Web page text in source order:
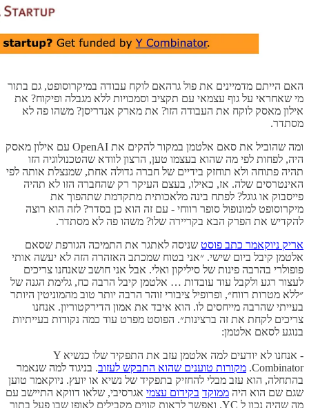
האם הייתם מדמיינים את פול גרהאם לוקח עבודה במיקרוסופט, גם בתור
מי שאחראי על גוף עצמאי עם תקציב וסמכויות ללא מגבלה ופיקוח? את
אילון מאסק לוקח את העבודה הזו? את מארק אנדריסן? משהו פה לא
מסתדר.
ומה שהוביל את סאם אלטמן במקור להקים את OpenAI עם אילון מאסק
היה, לפחות לפי מה שהוא בעצמו טען, הרצון לוודא שהטכנולוגיה הזו
תהיה פתוחה ולא תוחזק בידיים של חברה גדולה אחת, שמנצלת אותה לפי
האינטרסים שלה. אז, כאילו, בעצם העיקר רק שהחברה הזו לא תהיה
פייסבוק או גוגל? לפתח בינה מלאכותית מתקדמת שתהפוך את
מיקרוסופט למונופול סופר רווחי - עם זה הוא כן בסדר? לזה הוא רוצה
להקדיש את הפרק הבא בקריירה שלו? משהו פה לא מסתדר.
אריק ניוקאמר כתב פוסט שניסה לאתגר את התמיכה הגורפת שסאם
אלטמן קיבל ביום שישי. ״אני בטוח שמכתב האזהרה הזה לא יעשה אותי
פופולרי בהרבה פינות של סיליקון ואלי. אבל אני חושב שאנחנו צריכים
לעצור רגע ולקבל עוד עובדות … אלטמן קיבל הרבה כח, גלימת הגנה של
״ללא מטרות רווח״, ופרופיל ציבורי זוהר הרבה יותר טוב מהמוניטין היותר
בעייתי שהרבה מייחסים לו. הוא איבד את אמון הדירקטוריון. אנחנו
צריכים לקחת את זה ברצינות״. הפוסט מפרט עוד כמה נקודות בעייתיות
בנוגע לסאם אלטמן:
- אנחנו לא יודעים למה אלטמן עזב את התפקיד שלו כנשיא Y
Combinator. מקורות טוענים שהוא התבקש לעזוב. בניגוד למה שנאמר
בהתחלה, הוא עזב מבלי להחזיק בתפקיד של נשיא או יועץ. ניוקאמר טוען
שגם שם הוא היה ממוקד בקידום עצמי אגרסיבי, שלאו דווקא התיישב עם
מה שהיה נכון ל YC. ואפשר לראות קווים מקבילים לאופן שבו פעל בתור